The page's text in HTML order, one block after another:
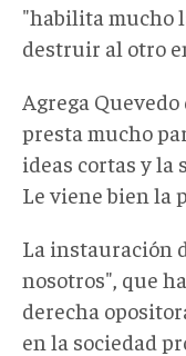
"habilita mucho
destruir al otro
Agrega
presta mucho
ideas cortas y la
Le viene bien la
La instauración
nosotros", que
derecha
en la sociedad